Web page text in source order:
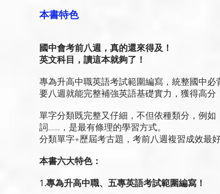
本書特色
國中會考前八週，真的還來得及！
英文科目，讀這本就夠了！
專為升高中職英語考試範圍編寫，統整國中
要八週就能完整補強英語基礎實力，獲得高分
單字分類既完整又仔細，不但依種類分，例
詞……，是最有條理的學習方式。
分類單字+歷屆考古題，考前八週複習成效最
本書六大特色：
1.專為升高中職、五專英語考試範圍編寫！